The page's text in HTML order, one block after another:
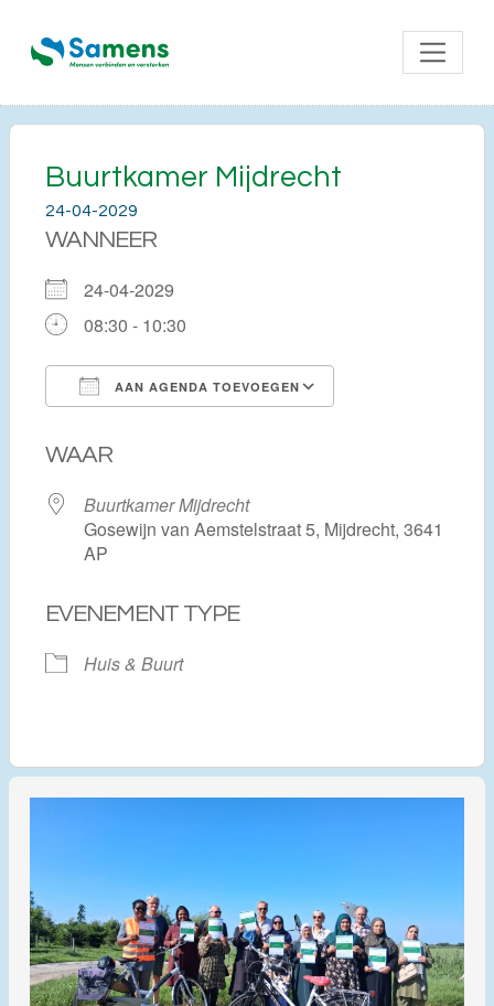
Buurtkamer Mijdrecht
24-04-2029
WANNEER
24-04-2029
08:30 - 10:30
AAN AGENDA TOEVOEGEN
WAAR
Buurtkamer Mijdrecht
Gosewijn van Aemstelstraat 5, Mijdrecht, 3641
AP
EVENEMENT TYPE
Huis & Buurt